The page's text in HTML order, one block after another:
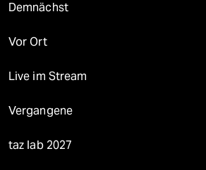
Demnächst
Vor Ort
Live im Stream
Vergangene
taz lab 2027